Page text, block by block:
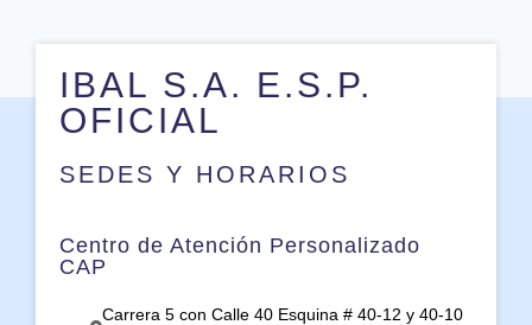
IBAL S.A. E.S.P.
OFICIAL
SEDES Y HORARIOS
Centro de Atención Personalizado
CAP
Carrera 5 con Calle 40 Esquina # 40-12 y 40-10